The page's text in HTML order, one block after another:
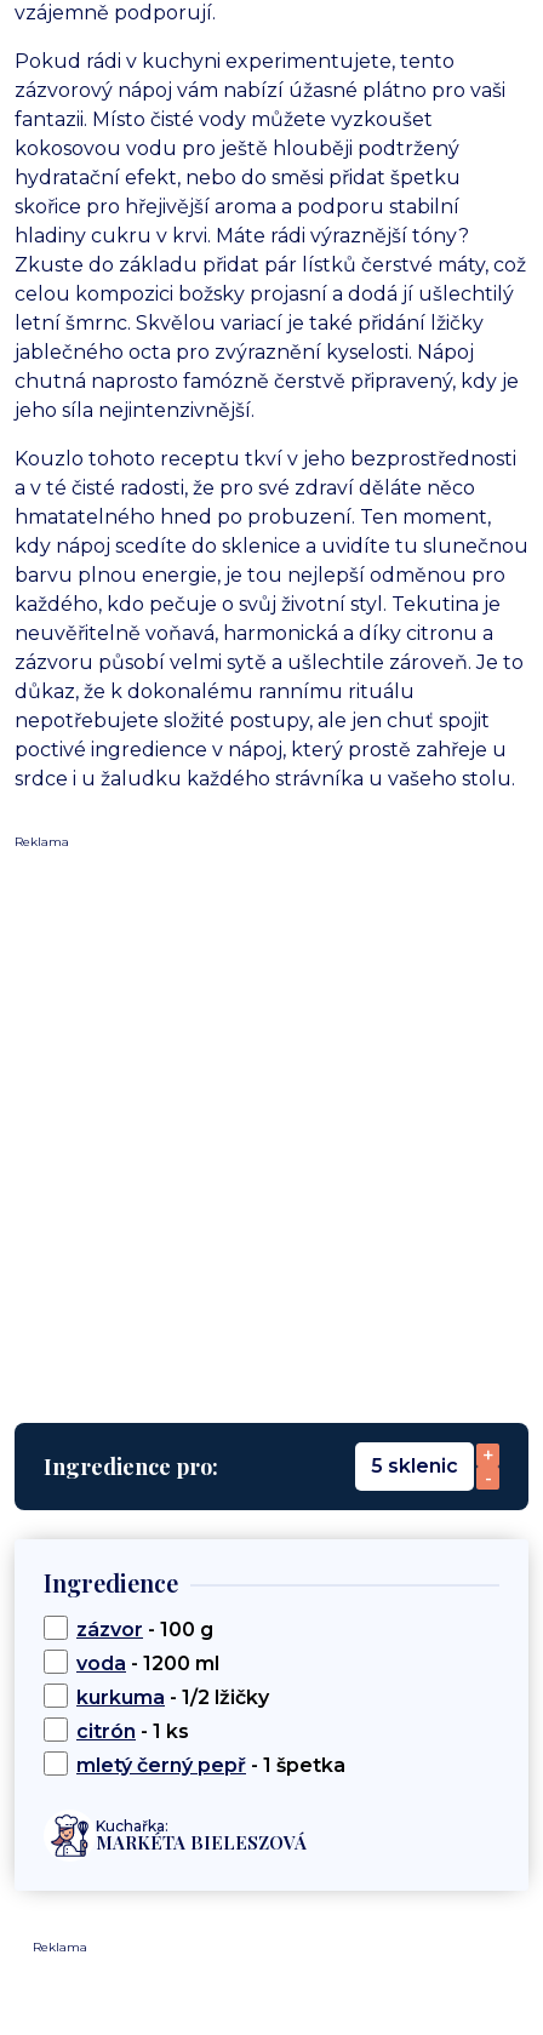
vzájemně podporují.
Pokud rádi v kuchyni experimentujete, tento
zázvorový nápoj vám nabízí úžasné plátno pro vaši
fantazii. Místo čisté vody můžete vyzkoušet
kokosovou vodu pro ještě hlouběji podtržený
hydratační efekt, nebo do směsi přidat špetku
skořice pro hřejivější aroma a podporu stabilní
hladiny cukru v krvi. Máte rádi výraznější tóny?
Zkuste do základu přidat pár lístků čerstvé máty, což
celou kompozici božsky projasní a dodá jí ušlechtilý
letní šmrnc. Skvělou variací je také přidání lžičky
jablečného octa pro zvýraznění kyselosti. Nápoj
chutná naprosto famózně čerstvě připravený, kdy je
jeho síla nejintenzivnější.
Kouzlo tohoto receptu tkví v jeho bezprostřednosti
a v té čisté radosti, že pro své zdraví děláte něco
hmatatelného hned po probuzení. Ten moment,
kdy nápoj scedíte do sklenice a uvidíte tu slunečnou
barvu plnou energie, je tou nejlepší odměnou pro
každého, kdo pečuje o svůj životní styl. Tekutina je
neuvěřitelně voňavá, harmonická a díky citronu a
zázvoru působí velmi sytě a ušlechtile zároveň. Je to
důkaz, že k dokonalému rannímu rituálu
nepotřebujete složité postupy, ale jen chuť spojit
poctivé ingredience v nápoj, který prostě zahřeje u
srdce i u žaludku každého strávníka u vašeho stolu.
Reklama
Ingredience pro: 5 sklenic
+
-
Ingredience
zázvor - 100 g
voda - 1200 ml
kurkuma - 1/2 lžičky
citrón - 1 ks
mletý černý pepř - 1 špetka
Kuchařka:
MARKÉTA BIELESZOVÁ
Reklama